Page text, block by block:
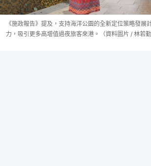
《施政報告》提及，支持海洋公園的全新定位策略發展
力，吸引更多高增值過夜旅客來港。（資料圖片 / 林若勤